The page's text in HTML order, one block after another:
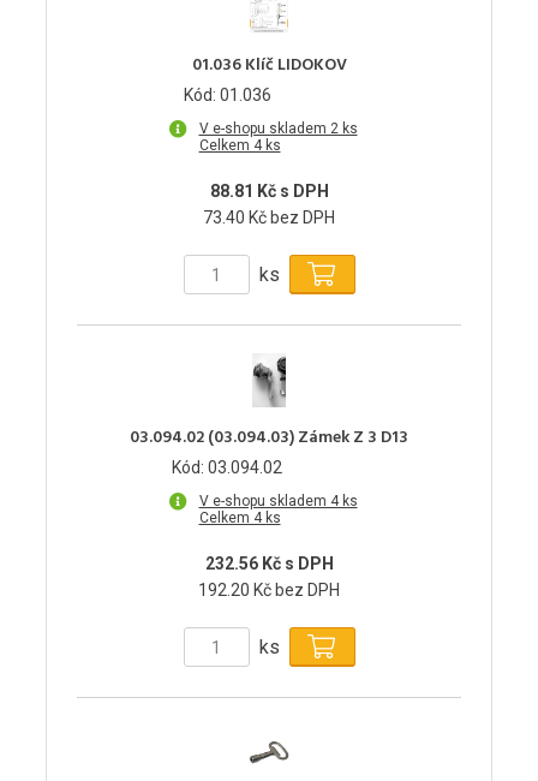
01.036 Klíč LIDOKOV
Kód: 01.036
V e-shopu skladem 2 ks
Celkem 4 ks
88.81 Kč s DPH
73.40 Kč bez DPH
ks
03.094.02 (03.094.03) Zámek Z 3 D13
Kód: 03.094.02
V e-shopu skladem 4 ks
Celkem 4 ks
232.56 Kč s DPH
192.20 Kč bez DPH
ks